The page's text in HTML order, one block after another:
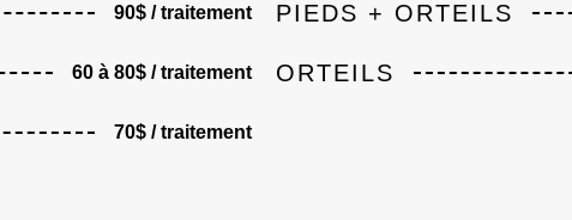
90$ / traitement
60 à 80$ / traitement
70$ / traitement
PIEDS + ORTEILS
ORTEILS